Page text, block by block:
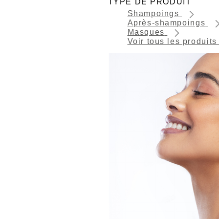
Shampoings
Après-shampoings
Masques
Voir tous les